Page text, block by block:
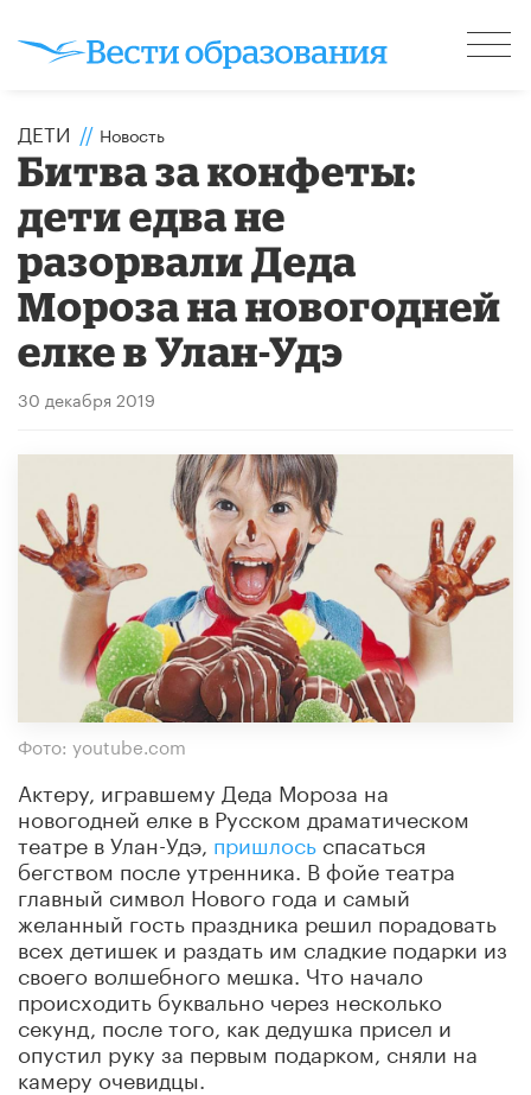
ДЕТИ // Новость
Битва за конфеты:
дети едва не
разорвали Деда
Мороза на новогодней
елке в Улан-Удэ
30 декабря 2019
Фото: youtube.com
Актеру, игравшему Деда Мороза на
новогодней елке в Русском драматическом
театре в Улан-Удэ, пришлосьспасаться
бегством после утренника. В фойе театра
главный символ Нового года и самый
желанный гость праздника решил порадовать
всех детишек и раздать им сладкие подарки из
своего волшебного мешка. Что начало
происходить буквально через несколько
секунд, после того, как дедушка присел и
опустил руку за первым подарком, сняли на
камеру очевидцы.